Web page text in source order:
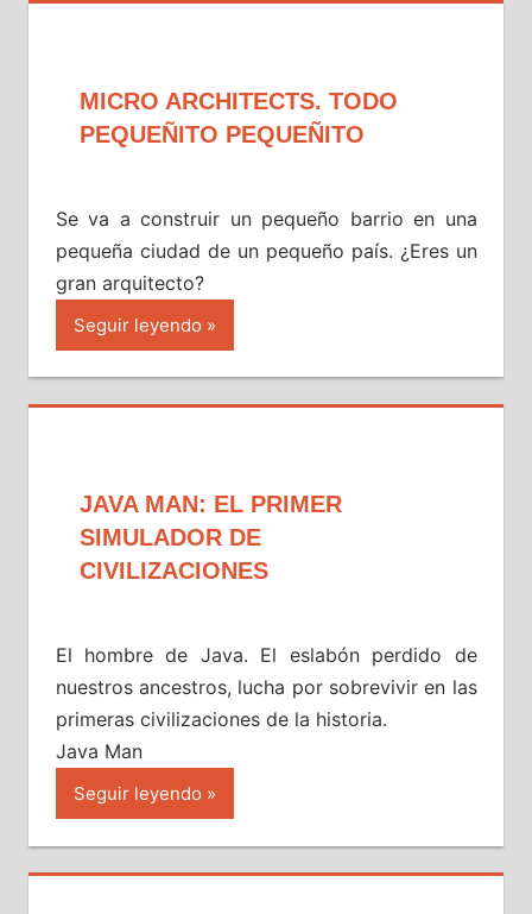
MICRO ARCHITECTS. TODO
PEQUEÑITO PEQUEÑITO
Se va a construir un pequeño barrio en una
pequeña ciudad de un pequeño país. ¿Eres un
gran arquitecto?
Seguir leyendo
JAVA MAN: EL PRIMER
SIMULADOR DE
CIVILIZACIONES
El hombre de Java. El eslabón perdido de
nuestros ancestros, lucha por sobrevivir en las
primeras civilizaciones de la historia.
Java Man
Seguir leyendo